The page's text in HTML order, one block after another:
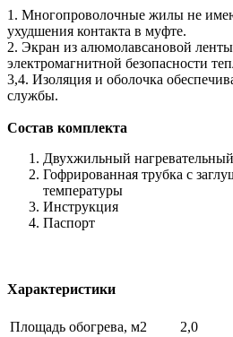
1. Многопроволочные жилы не
ухудшения контакта в муфте.
2. Экран из алюмолавсановой
электромагнитной безопасности
3,4. Изоляция и оболочка
службы.
Состав комплекта
Двухжильный
Гофрированная трубка с
температуры
Инструкция
Паспорт
Характеристики
Площадь обогрева, м2
2,0